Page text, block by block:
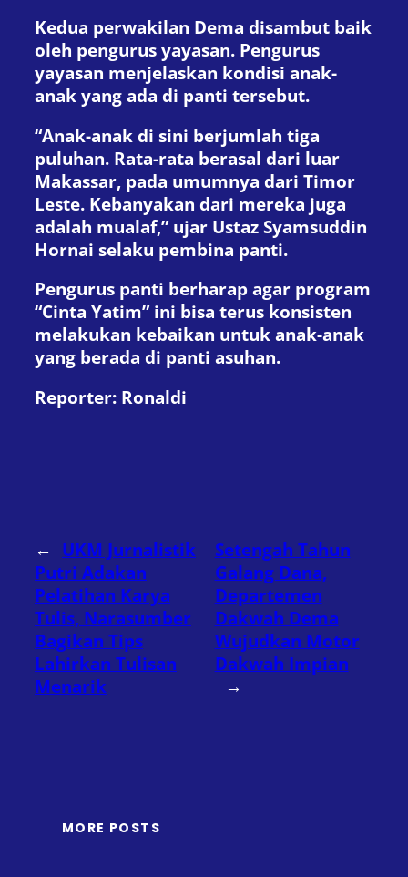
Kedua perwakilan Dema disambut baik
oleh pengurus yayasan. Pengurus
yayasan menjelaskan kondisi anak-
anak yang ada di panti tersebut.
“Anak-anak di sini berjumlah tiga
puluhan. Rata-rata berasal dari luar
Makassar, pada umumnya dari Timor
Leste. Kebanyakan dari mereka juga
adalah mualaf,” ujar Ustaz Syamsuddin
Hornai selaku pembina panti.
Pengurus panti berharap agar program
“Cinta Yatim” ini bisa terus konsisten
melakukan kebaikan untuk anak-anak
yang berada di panti asuhan.
Reporter: Ronaldi
← UKM Jurnalistik
Putri Adakan
Pelatihan Karya
Tulis, Narasumber
Bagikan Tips
Lahirkan Tulisan
Menarik
Setengah Tahun
Galang Dana,
Departemen
Dakwah Dema
Wujudkan Motor
Dakwah Impian
→
MORE POSTS